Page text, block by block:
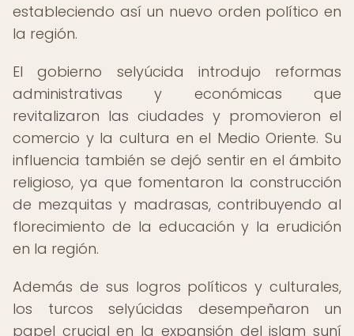
estableciendo así un nuevo orden político en
la región.
El gobierno selyúcida introdujo reformas
administrativas y económicas que
revitalizaron las ciudades y promovieron el
comercio y la cultura en el Medio Oriente. Su
influencia también se dejó sentir en el ámbito
religioso, ya que fomentaron la construcción
de mezquitas y madrasas, contribuyendo al
florecimiento de la educación y la erudición
en la región.
Además de sus logros políticos y culturales,
los turcos selyúcidas desempeñaron un
papel crucial en la expansión del islam suní